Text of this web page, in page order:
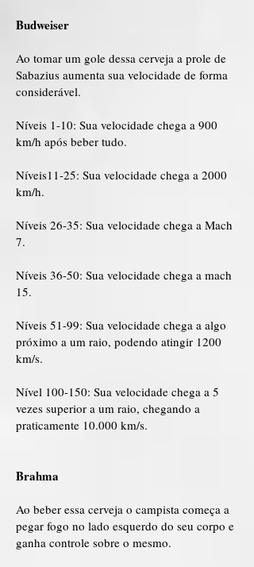
Budweiser
Ao tomar um gole dessa cerveja a prole de
Sabazius aumenta sua velocidade de forma
considerável.
Níveis 1-10: Sua velocidade chega a 900
km/h após beber tudo.
Níveis11-25: Sua velocidade chega a 2000
km/h.
Níveis 26-35: Sua velocidade chega a Mach
7.
Níveis 36-50: Sua velocidade chega a mach
15.
Níveis 51-99: Sua velocidade chega a algo
próximo a um raio, podendo atingir 1200
km/s.
Nível 100-150: Sua velocidade chega a 5
vezes superior a um raio, chegando a
praticamente 10.000 km/s.
Brahma
Ao beber essa cerveja o campista começa a
pegar fogo no lado esquerdo do seu corpo e
ganha controle sobre o mesmo.